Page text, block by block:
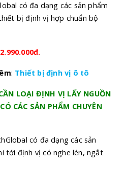
có đa dạng các sản phẩm
bị định vị hợp chuẩn bộ
: Thiết bị định vị ô tô
LOẠI ĐỊNH VỊ LẤY NGUỒN
CÁC SẢN PHẨM CHUYÊN
có đa dạng các sản
tới định vị có nghe lén, ngắt